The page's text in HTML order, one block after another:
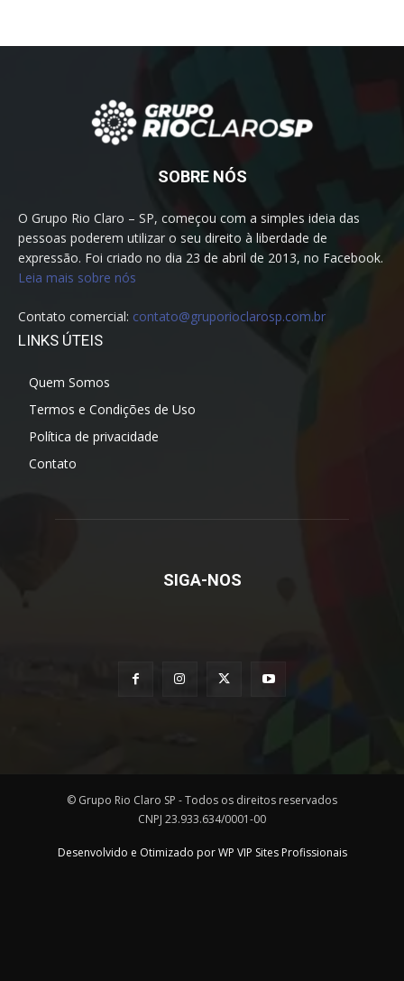
SOBRE NÓS
O Grupo Rio Claro – SP, começou com a simples ideia das
pessoas poderem utilizar o seu direito à liberdade de
expressão. Foi criado no dia 23 de abril de 2013, no Facebook.
Leia mais sobre nós
Contato comercial: contato@gruporioclarosp.com.br
LINKS ÚTEIS
Quem Somos
Termos e Condições de Uso
Política de privacidade
Contato
SIGA-NOS
© Grupo Rio Claro SP - Todos os direitos reservados
CNPJ 23.933.634/0001-00
Desenvolvido e Otimizado por WP VIP Sites Profissionais